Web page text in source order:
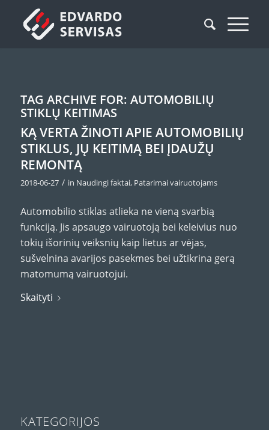
TAG ARCHIVE FOR: AUTOMOBILIŲ
STIKLŲ KEITIMAS
KĄ VERTA ŽINOTI APIE AUTOMOBILIŲ
STIKLUS, JŲ KEITIMĄ BEI ĮDAUŽŲ
REMONTĄ
2018-06-27 / in Naudingi faktai, Patarimai vairuotojams
Automobilio stiklas atlieka ne vieną svarbią
funkciją. Jis apsaugo vairuotoją bei keleivius nuo
tokių išorinių veiksnių kaip lietus ar vėjas,
sušvelnina avarijos pasekmes bei užtikrina gerą
matomumą vairuotojui.
Skaityti
KATEGORIJOS